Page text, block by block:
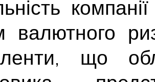
валютного
що